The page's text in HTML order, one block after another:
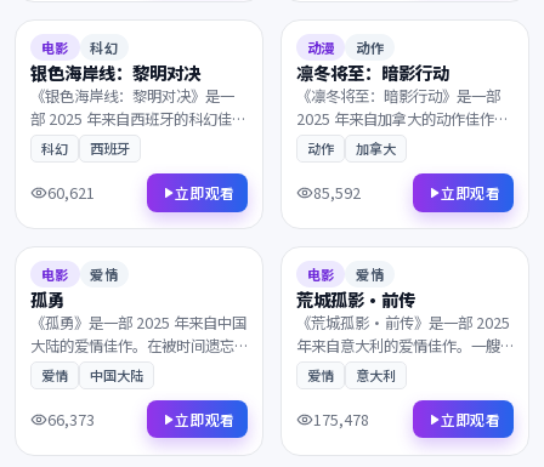
9.4
电影 科幻
银色海岸线：黎明对决
《银色海岸线：黎明对决》是一
部 2025 年来自西班牙的科幻佳
作。在霓虹与雨水交织的都市，
一段隐忍多年的爱意终于得以释
放。凭借出色的剧本与表演获得
多项国际奖项提名，影迷不容错
过。
科幻 西班牙
60,621 立即观看
7.8
动漫 动作
凛冬将至：暗影行动
《凛冬将至：暗影行动》是一部
2025 年来自加拿大的动作佳作。
当真相只剩一线之隔，一段隐忍
多年的爱意终于得以释放。镜头
与配乐的张力让每一帧都值得细
细品鉴，影迷不容错过。
动作 加拿大
85,592 立即观看
7.4
电影 爱情
孤勇
《孤勇》是一部 2025 年来自中国
大陆的爱情佳作。在被时间遗忘
的山岗之上，一群孤独的旅人在
终点的小酒馆相遇。叙事节奏张
弛有度，演员表演收放自如，影
爱情 中国大陆
66,373 立即观看
9.4
电影 爱情
荒城孤影·前传
《荒城孤影·前传》是一部 2025
年来自意大利的爱情佳作。一艘
货轮深夜驶入未知海域，理想与
现实在一次次抉择中互相拉扯。
剧情反转令人回味，情感层次饱
满深刻，影迷不容错过。
爱情 意大利
175,478 立即观看